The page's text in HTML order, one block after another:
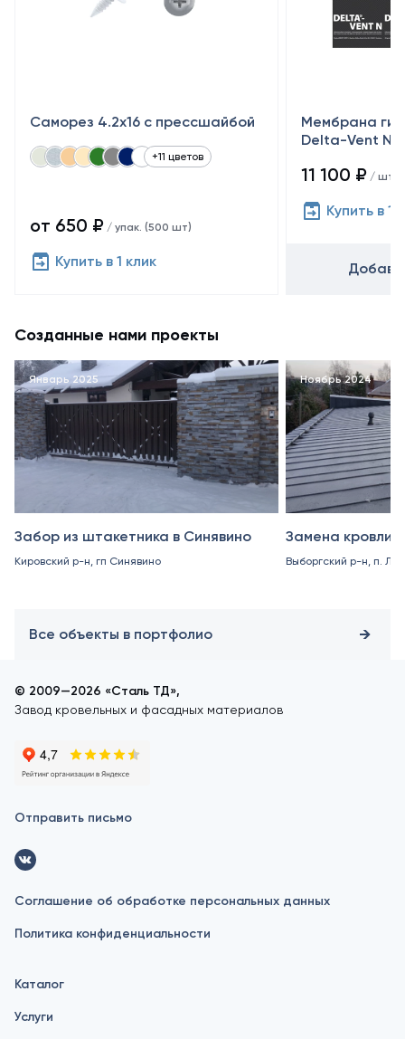
Саморез 4.2х16 с прессшайбой
+11 цветов
от 650 ₽ / упак. (500 шт)
Купить в 1 клик
Мембрана
Delta-Vent N
11 100 ₽ / шт
Купить в 1
Созданные нами проекты
Январь 2025
Забор из штакетника в Синявино
Кировский р-н, гп Синявино
Ноябрь 2024
Замена кровли
Выборгский р-н, п.
Все объекты в портфолио
© 2009—2026 «Сталь ТД»,
Завод кровельных и фасадных материалов
Отправить письмо
Соглашение об обработке персональных данных
Политика конфиденциальности
Каталог
Услуги